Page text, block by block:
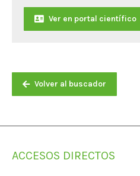
Ver en portal científico
Volver al buscador
ACCESOS DIRECTOS